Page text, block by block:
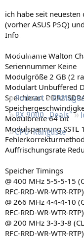
Neue Beiträge
Neueste Aktivitäten
Leserartikel
Regeln
Podcast
RX 9000 „Deals“
CPU-Rangliste
ich habe seit neuesten
(vorher ASUS P5Q)
Info:
Modulname Walton
Seriennummer Keine
Modulgröße 2 GB (2
Modulart Unbuffered
Speicherart DDR2
Modulbreite 64 bit
Modulspannung SSTL
Auffrischungsrate
Speicher Timings
@ 400 MHz 5-5-5-15
RFC-RRD-WR-WTR-RTP)
@ 266 MHz 4-4-4-10
RFC-RRD-WR-WTR-RTP)
@ 200 MHz 3-3-3-8
RFC-RRD-WR-WTR-RTP)